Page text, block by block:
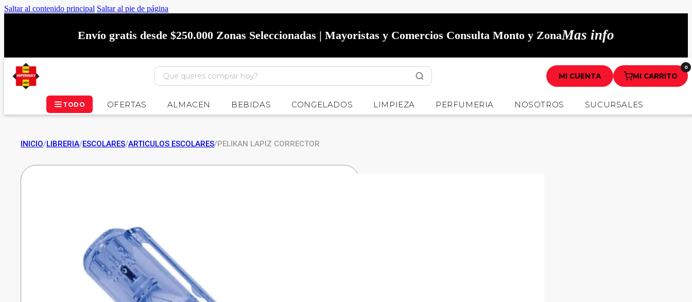
Saltar al contenido principal Saltar al pie de página
Envío gratis desde $250.000 Zonas Seleccionadas | Mayoristas y Comercios Consulta Monto y ZonaMas info
MI CUENTA MI CARRITO
0
TODO OFERTAS ALMACEN BEBIDAS CONGELADOS LIMPIEZA PERFUMERIA NOSOTROS SUCURSALES
INICIO/LIBRERIA/ESCOLARES/ARTICULOS ESCOLARES/PELIKAN LAPIZ CORRECTOR